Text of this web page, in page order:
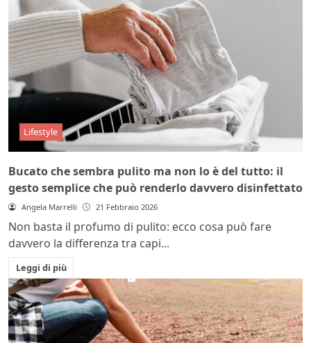
Lifestyle
Bucato che sembra pulito ma non lo è del tutto: il
gesto semplice che può renderlo davvero disinfettato
Angela Marrelli 21 Febbraio 2026
Non basta il profumo di pulito: ecco cosa può fare
davvero la differenza tra capi...
Leggi di più